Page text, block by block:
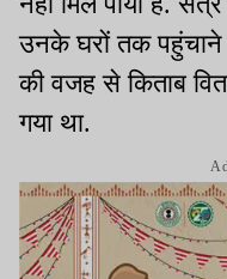
उनके घरों तक पहुंचाने
की वजह से किताब
गया था.